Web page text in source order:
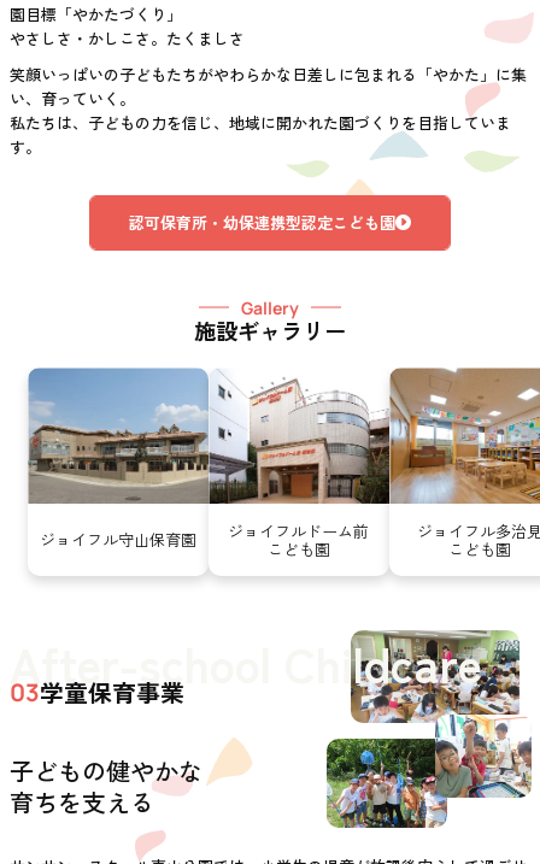
園目標「やかたづくり」
やさしさ・かしこさ。たくましさ
笑顔いっぱいの子どもたちがやわらかな日差しに包まれる「やかた」に集
い、育っていく。
私たちは、子どもの力を信じ、地域に開かれた園づくりを目指していま
す。
認可保育所・幼保連携型認定こども園
Gallery
施設ギャラリー
ジョイフル守山保育園 ジョイフルドーム前
こども園
ジョイフル多治
こども園
After-school Childcare
03学童保育事業
子どもの健やかな
育ちを支える